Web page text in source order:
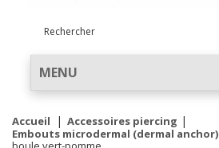
MENU
Accueil
Accessoires piercing
Embouts microdermal (dermal anchor)